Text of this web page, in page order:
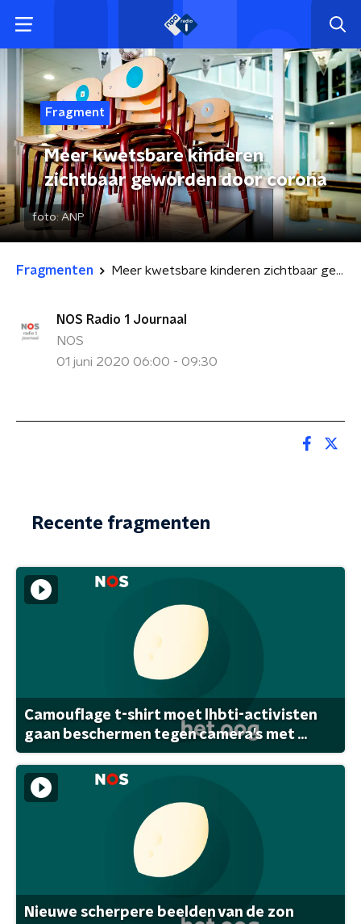
Fragment
Meer kwetsbare kinderen
zichtbaar geworden door corona
foto: ANP
Fragmenten Meer kwetsbare kinderen zichtbaar geworden door corona
NOS Radio 1 Journaal
NOS
01 juni 2020 06:00 - 09:30
Recente fragmenten
Camouflage t-shirt moet lhbti-activisten
gaan beschermen tegen camera's met ...
Nieuwe scherpere beelden van de zon